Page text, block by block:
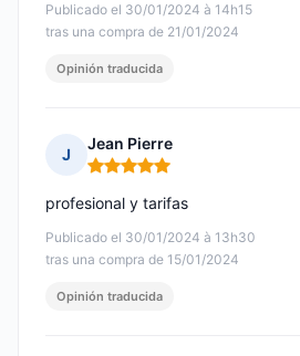
Publicado el 30/01/2024 à 14h15
tras una compra de 21/01/2024
Opinión traducida
J
Jean Pierre
Nota: 5 de 5
Publicado el 30/01/2024 à 13h30
tras una compra de 15/01/2024
profesional y tarifas
Opinión traducida